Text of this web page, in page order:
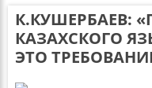
К.КУШЕРБАЕВ:
КАЗАХСКОГО
ЭТО